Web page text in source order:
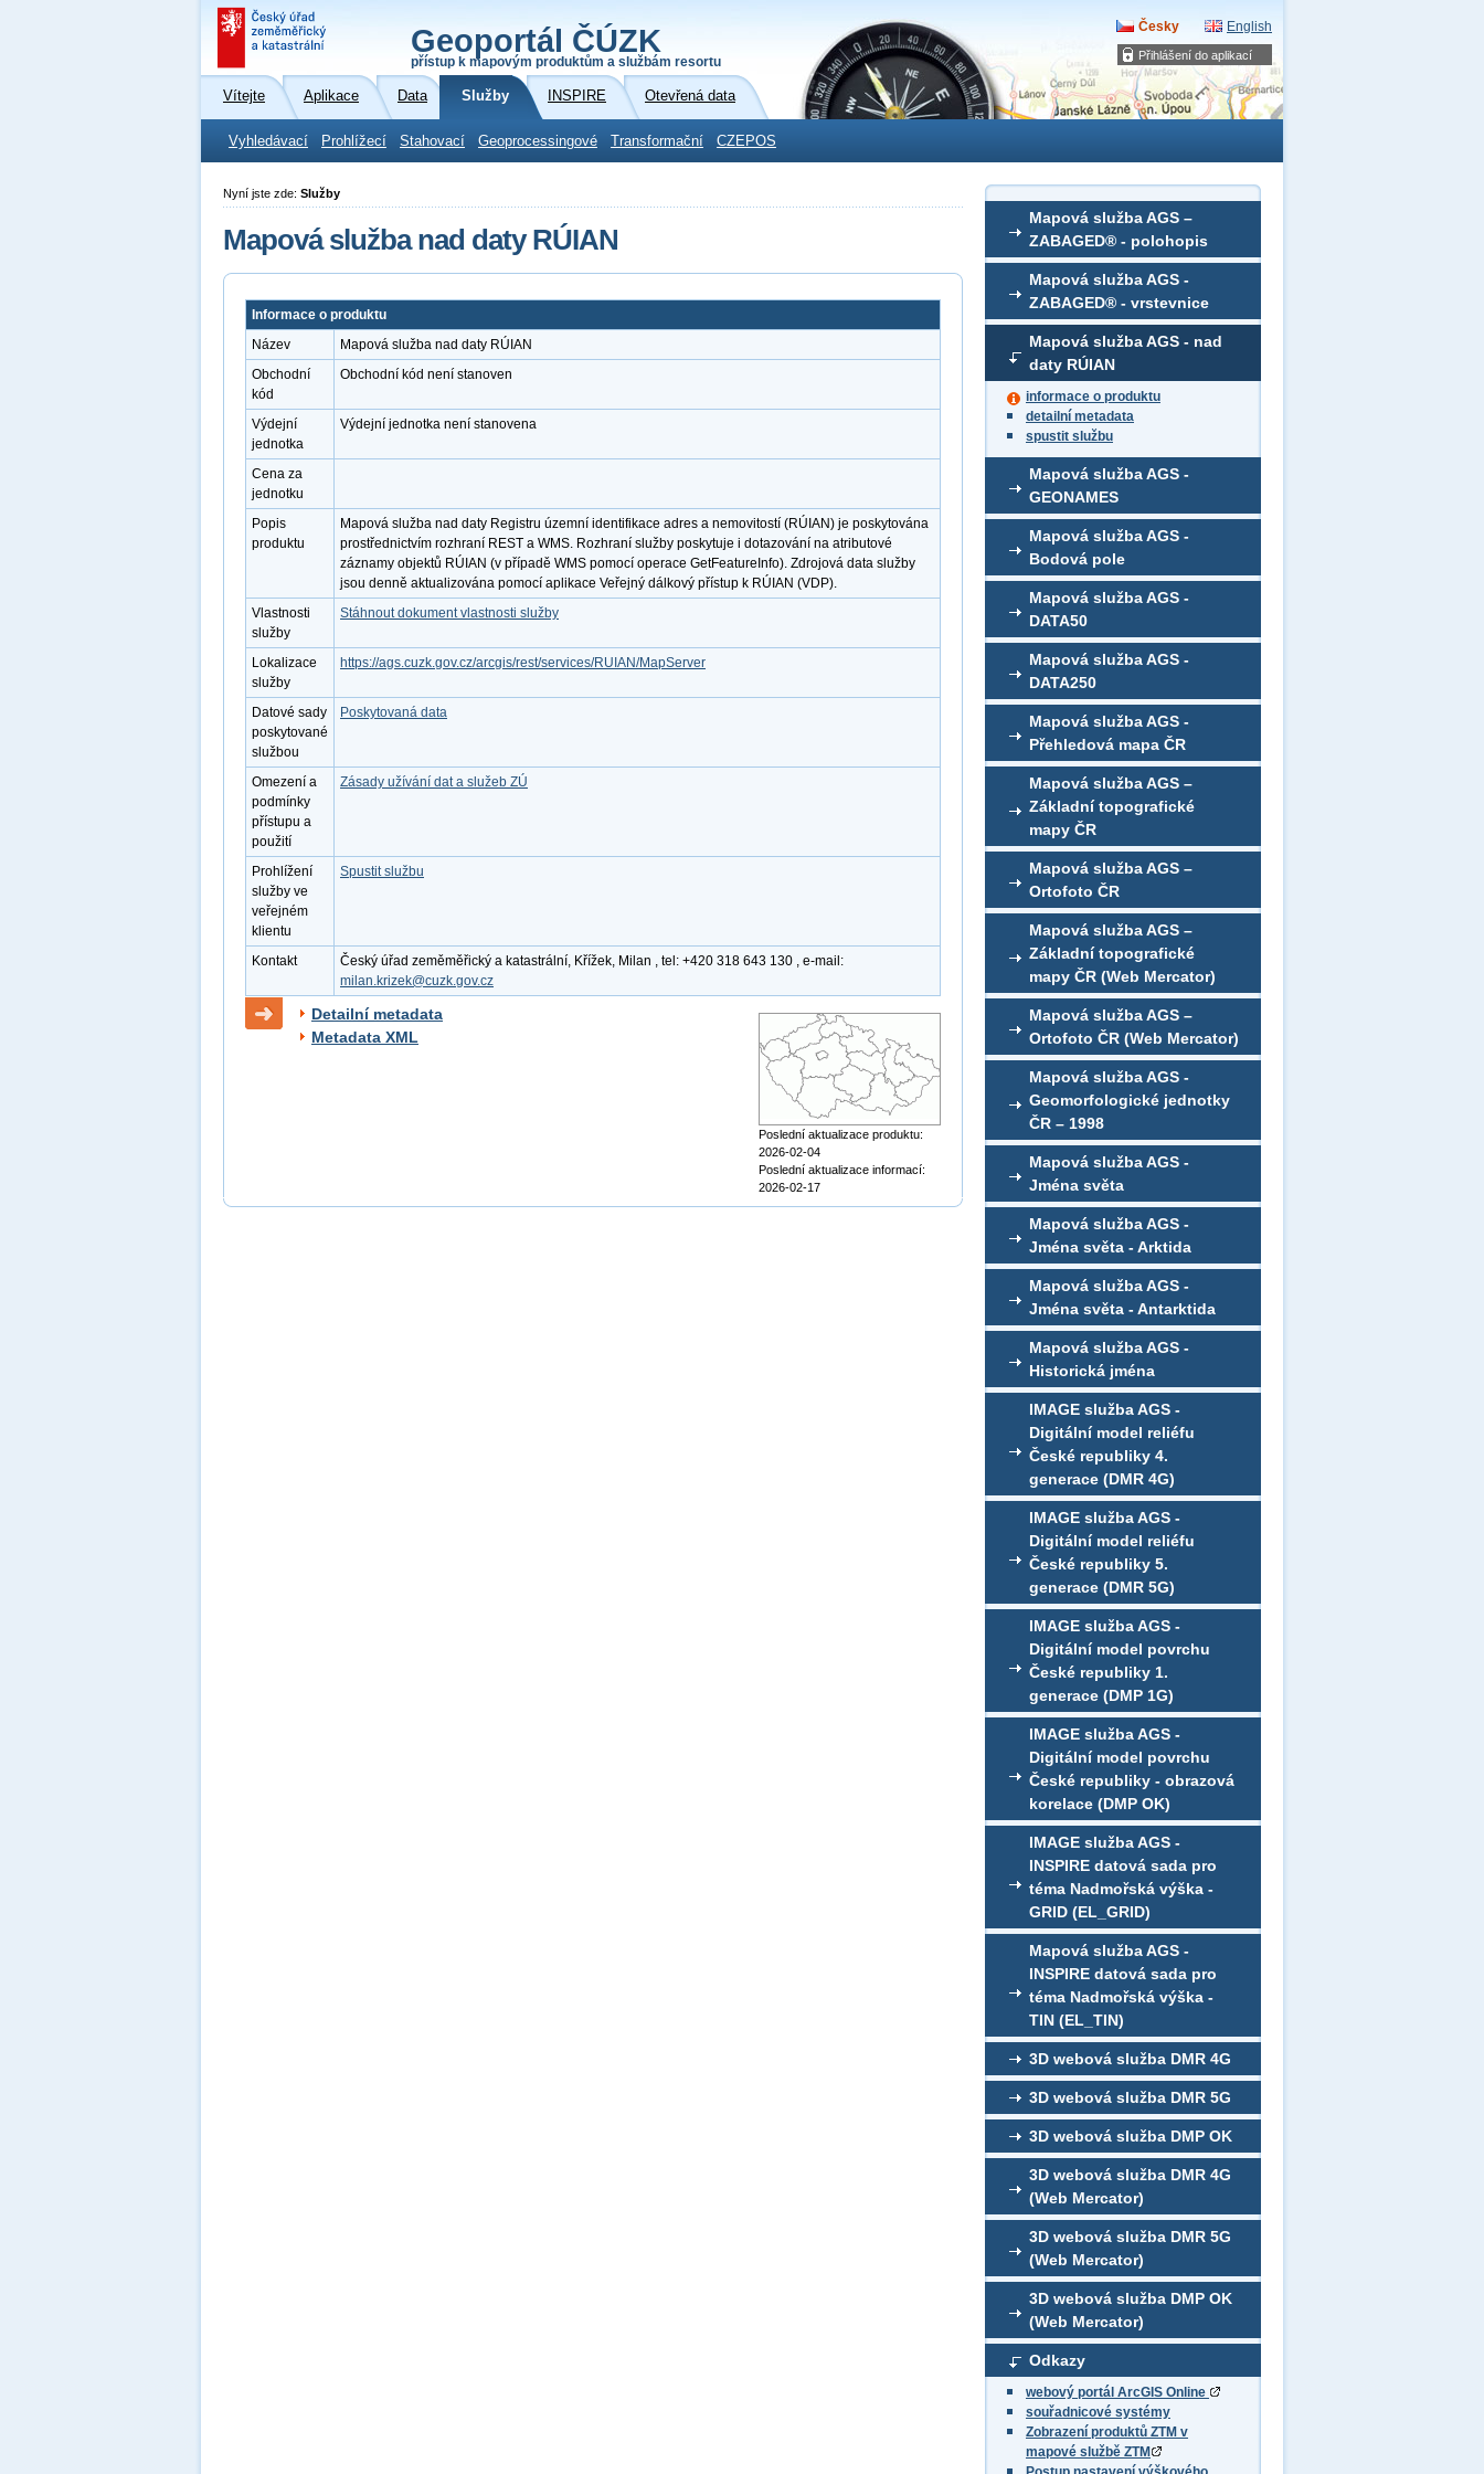
Přihlášení do aplikací
Geoportál ČÚZK
přístup k mapovým produktům a službám resortu
Česky English
Vítejte Aplikace Data Služby INSPIRE Otevřená data
Vyhledávací Prohlížecí Stahovací Geoprocessingové Transformační CZEPOS
Mapová služba AGS –
ZABAGED® - polohopis
Mapová služba AGS -
ZABAGED® - vrstevnice
Mapová služba AGS - nad
daty RÚIAN
informace o produktu
detailní metadata
spustit službu
Mapová služba AGS -
GEONAMES
Mapová služba AGS -
Bodová pole
Mapová služba AGS -
DATA50
Mapová služba AGS -
DATA250
Mapová služba AGS -
Přehledová mapa ČR
Mapová služba AGS –
Základní topografické
mapy ČR
Mapová služba AGS –
Ortofoto ČR
Mapová služba AGS –
Základní topografické
mapy ČR (Web Mercator)
Mapová služba AGS –
Ortofoto ČR (Web Mercator)
Mapová služba AGS -
Geomorfologické jednotky
ČR – 1998
Mapová služba AGS -
Jména světa
Mapová služba AGS -
Jména světa - Arktida
Mapová služba AGS -
Jména světa - Antarktida
Mapová služba AGS -
Historická jména
IMAGE služba AGS -
Digitální model reliéfu
České republiky 4.
generace (DMR 4G)
IMAGE služba AGS -
Digitální model reliéfu
České republiky 5.
generace (DMR 5G)
IMAGE služba AGS -
Digitální model povrchu
České republiky 1.
generace (DMP 1G)
IMAGE služba AGS -
Digitální model povrchu
České republiky - obrazová
korelace (DMP OK)
IMAGE služba AGS -
INSPIRE datová sada pro
téma Nadmořská výška -
GRID (EL_GRID)
Mapová služba AGS -
INSPIRE datová sada pro
téma Nadmořská výška -
TIN (EL_TIN)
3D webová služba DMR 4G
3D webová služba DMR 5G
3D webová služba DMP OK
3D webová služba DMR 4G
(Web Mercator)
3D webová služba DMR 5G
(Web Mercator)
3D webová služba DMP OK
(Web Mercator)
Odkazy
webový portál ArcGIS Online
souřadnicové systémy
Zobrazení produktů ZTM v
mapové službě ZTM
Nyní jste zde: Služby
Mapová služba nad daty RÚIAN
Informace o produktu
Název
Mapová služba nad daty RÚIAN
Obchodní
kód
Obchodní kód není stanoven
Výdejní
jednotka
Výdejní jednotka není stanovena
Cena za
jednotku
Popis
produktu
Mapová služba nad daty Registru územní identifikace adres a nemovitostí (RÚIAN) je poskytována
prostřednictvím rozhraní REST a WMS. Rozhraní služby poskytuje i dotazování na atributové
záznamy objektů RÚIAN (v případě WMS pomocí operace GetFeatureInfo). Zdrojová data služby
jsou denně aktualizována pomocí aplikace Veřejný dálkový přístup k RÚIAN (VDP).
Vlastnosti
služby
Stáhnout dokument vlastnosti služby
Lokalizace
služby
https://ags.cuzk.gov.cz/arcgis/rest/services/RUIAN/MapServer
Datové sady
poskytované
službou
Poskytovaná data
Omezení a
podmínky
přístupu a
použití
Zásady užívání dat a služeb ZÚ
Prohlížení
služby ve
veřejném
klientu
Spustit službu
Kontakt
Český úřad zeměměřický a katastrální, Křížek, Milan , tel: +420 318 643 130 , e-mail:
milan.krizek@cuzk.gov.cz
Detailní metadata
Metadata XML
Poslední aktualizace produktu:
2026-02-04
Poslední aktualizace informací:
2026-02-17